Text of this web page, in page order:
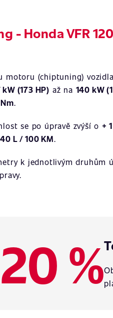
- Honda VFR
motoru (chiptuning)
kW (173 HP) až na 140 kW
.
se po úpravě zvýší o +
L / 100 KM.
k jednotlivým druhům
%